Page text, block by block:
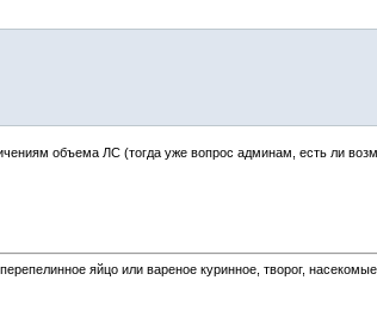
объема ЛС (тогда уже вопрос админам, есть ли
яйцо или вареное куринное, творог,